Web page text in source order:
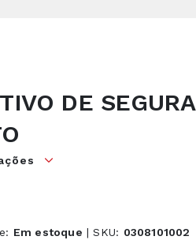
DE
Em estoque | SKU 0308101002